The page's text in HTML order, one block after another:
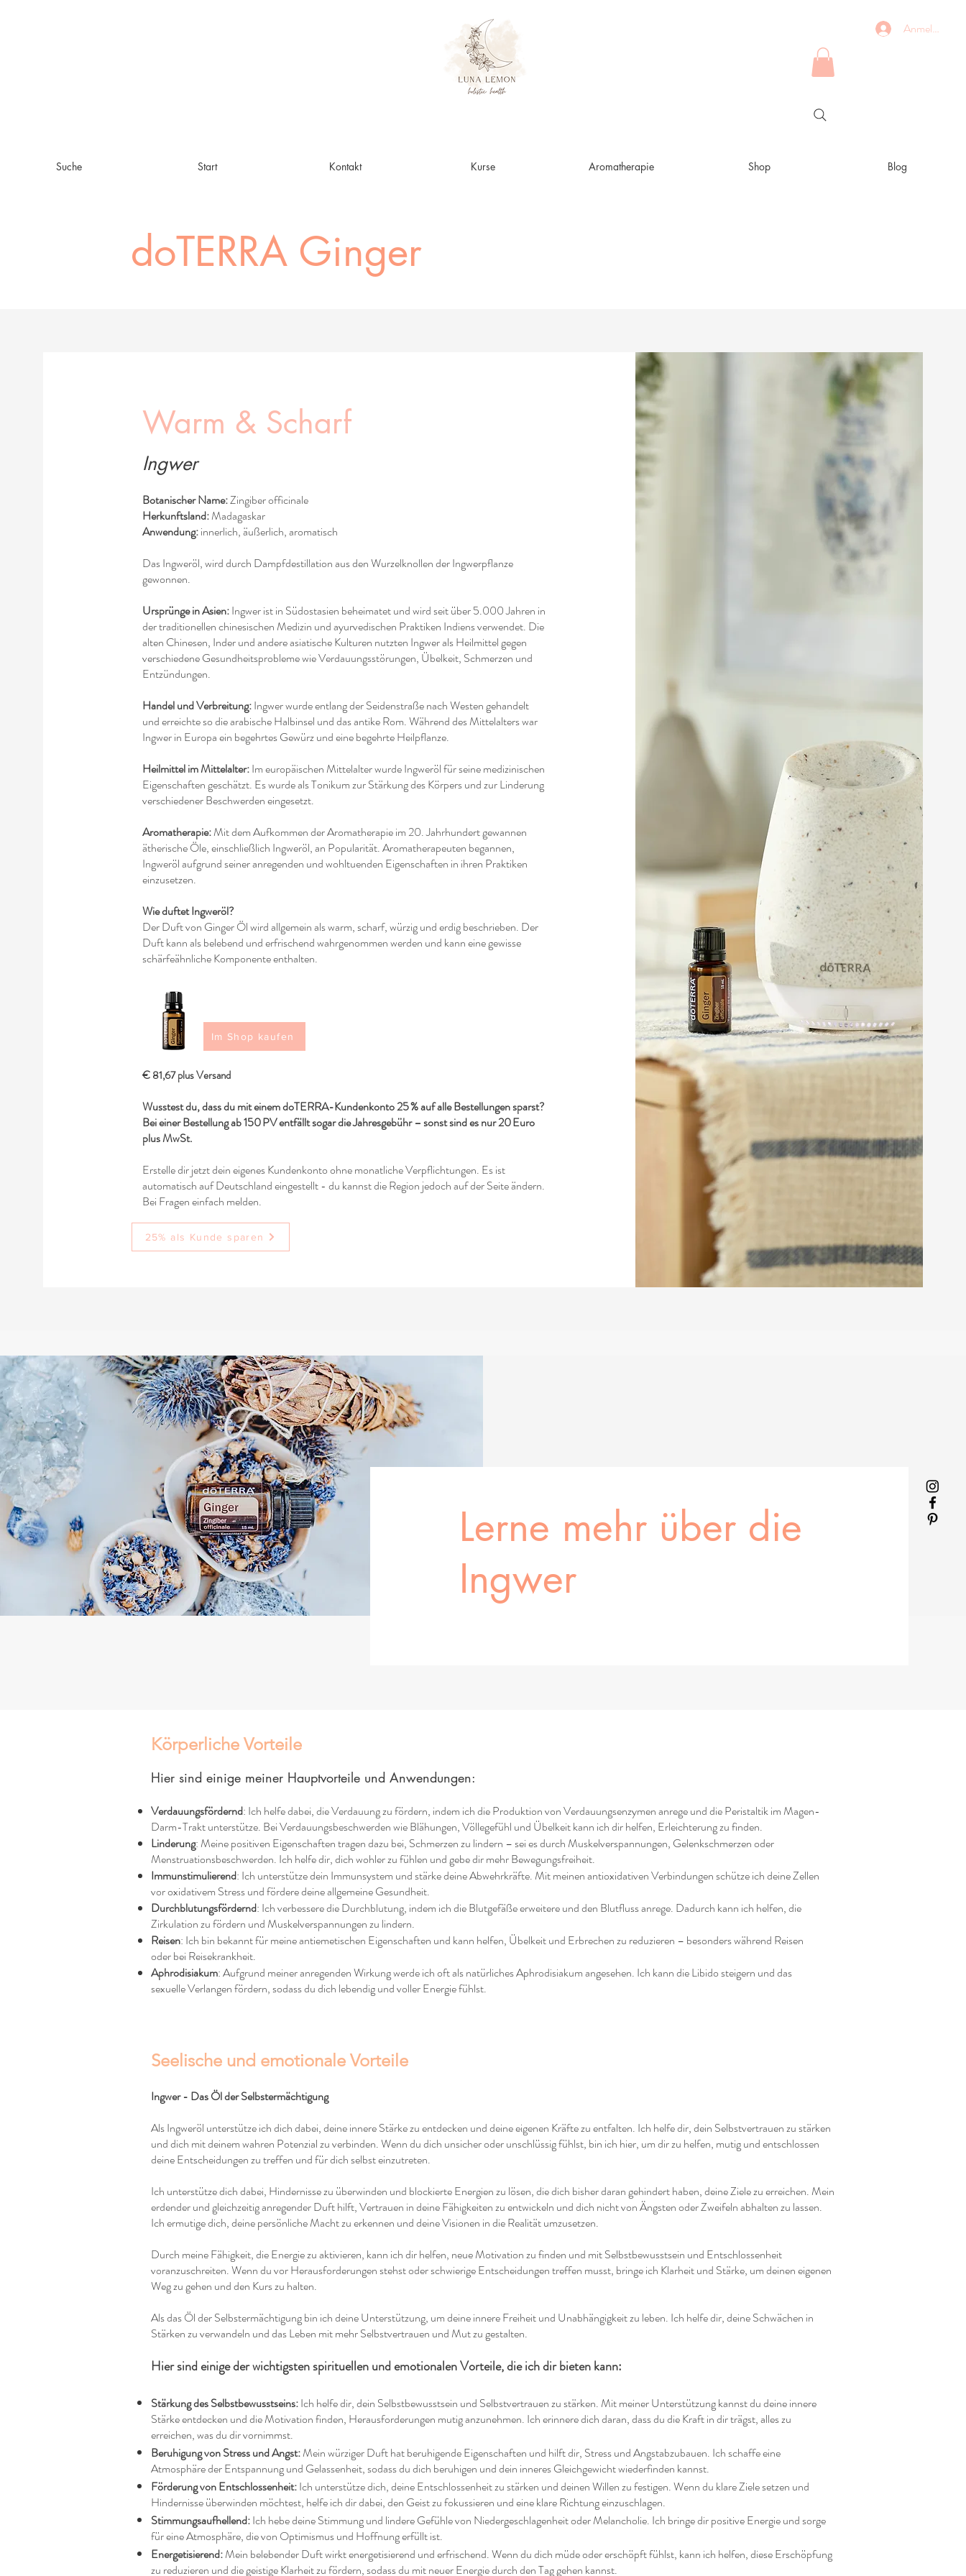
Anmelden
Suche Start Kontakt Kurse Aromatherapie Shop Blog
doTERRA Ginger
Warm & Scharf
Ingwer
Botanischer Name:Zingiber officinale
Herkunftsland:Madagaskar
Anwendung:innerlich, äußerlich, aromatisch
Das Ingweröl, wird durch Dampfdestillation aus den Wurzelknollen der Ingwerpflanze
gewonnen.
Ursprünge in Asien:Ingwer ist in Südostasien beheimatet und wird seit über 5.000 Jahren in
der traditionellen chinesischen Medizin und ayurvedischen Praktiken Indiens verwendet. Die
alten Chinesen, Inder und andere asiatische Kulturen nutzten Ingwer als Heilmittel gegen
verschiedene Gesundheitsprobleme wie Verdauungsstörungen, Übelkeit, Schmerzen und
Entzündungen.
Handel und Verbreitung:Ingwer wurde entlang der Seidenstraße nach Westen gehandelt
und erreichte so die arabische Halbinsel und das antike Rom. Während des Mittelalters war
Ingwer in Europa ein begehrtes Gewürz und eine begehrte Heilpflanze.
Heilmittel im Mittelalter:Im europäischen Mittelalter wurde Ingweröl für seine medizinischen
Eigenschaften geschätzt. Es wurde als Tonikum zur Stärkung des Körpers und zur Linderung
verschiedener Beschwerden eingesetzt.
Aromatherapie:Mit dem Aufkommen der Aromatherapie im 20. Jahrhundert gewannen
ätherische Öle, einschließlich Ingweröl, an Popularität. Aromatherapeuten begannen,
Ingweröl aufgrund seiner anregenden und wohltuenden Eigenschaften in ihren Praktiken
einzusetzen.
Wie duftet Ingweröl?
Der Duft von Ginger Öl wird allgemein als warm, scharf, würzig und erdig beschrieben. Der
Duft kann als belebend und erfrischend wahrgenommen werden und kann eine gewisse
schärfeähnliche Komponente enthalten.
Im Shop kaufen
€ 81,67 plus Versand
Wusstest du, dass du mit einem doTERRA-Kundenkonto 25 % auf alle Bestellungen sparst?
Bei einer Bestellung ab 150 PV entfällt sogar die Jahresgebühr – sonst sind es nur 20 Euro
plus MwSt.
Erstelle dir jetzt dein eigenes Kundenkonto ohne monatliche Verpflichtungen. Es ist
automatisch auf Deutschland eingestellt - du kannst die Region jedoch auf der Seite ändern.
Bei Fragen einfach melden.
25% als Kunde sparen
Lerne mehr über die
Ingwer
Körperliche Vorteile
Hier sind einige meiner Hauptvorteile und Anwendungen:
Verdauungsfördernd: Ich helfe dabei, die Verdauung zu fördern, indem ich die Produktion von Verdauungsenzymen anrege und die Peristaltik im Magen-
Darm-Trakt unterstütze. Bei Verdauungsbeschwerden wie Blähungen, Völlegefühl und Übelkeit kann ich dir helfen, Erleichterung zu finden.
Linderung: Meine positiven Eigenschaften tragen dazu bei, Schmerzen zu lindern – sei es durch Muskelverspannungen, Gelenkschmerzen oder
Menstruationsbeschwerden. Ich helfe dir, dich wohler zu fühlen und gebe dir mehr Bewegungsfreiheit.
Immunstimulierend: Ich unterstütze dein Immunsystem und stärke deine Abwehrkräfte. Mit meinen antioxidativen Verbindungen schütze ich deine Zellen
vor oxidativem Stress und fördere deine allgemeine Gesundheit.
Durchblutungsfördernd: Ich verbessere die Durchblutung, indem ich die Blutgefäße erweitere und den Blutfluss anrege. Dadurch kann ich helfen, die
Zirkulation zu fördern und Muskelverspannungen zu lindern.
Reisen: Ich bin bekannt für meine antiemetischen Eigenschaften und kann helfen, Übelkeit und Erbrechen zu reduzieren – besonders während Reisen
oder bei Reisekrankheit.
Aphrodisiakum: Aufgrund meiner anregenden Wirkung werde ich oft als natürliches Aphrodisiakum angesehen. Ich kann die Libido steigern und das
sexuelle Verlangen fördern, sodass du dich lebendig und voller Energie fühlst.
Seelische und emotionale Vorteile
Ingwer - Das Öl der Selbstermächtigung
Als Ingweröl unterstütze ich dich dabei, deine innere Stärke zu entdecken und deine eigenen Kräfte zu entfalten. Ich helfe dir, dein Selbstvertrauen zu stärken
und dich mit deinem wahren Potenzial zu verbinden. Wenn du dich unsicher oder unschlüssig fühlst, bin ich hier, um dir zu helfen, mutig und entschlossen
deine Entscheidungen zu treffen und für dich selbst einzutreten.
Ich unterstütze dich dabei, Hindernisse zu überwinden und blockierte Energien zu lösen, die dich bisher daran gehindert haben, deine Ziele zu erreichen. Mein
erdender und gleichzeitig anregender Duft hilft, Vertrauen in deine Fähigkeiten zu entwickeln und dich nicht von Ängsten oder Zweifeln abhalten zu lassen.
Ich ermutige dich, deine persönliche Macht zu erkennen und deine Visionen in die Realität umzusetzen.
Durch meine Fähigkeit, die Energie zu aktivieren, kann ich dir helfen, neue Motivation zu finden und mit Selbstbewusstsein und Entschlossenheit
voranzuschreiten. Wenn du vor Herausforderungen stehst oder schwierige Entscheidungen treffen musst, bringe ich Klarheit und Stärke, um deinen eigenen
Weg zu gehen und den Kurs zu halten.
Als das Öl der Selbstermächtigung bin ich deine Unterstützung, um deine innere Freiheit und Unabhängigkeit zu leben. Ich helfe dir, deine Schwächen in
Stärken zu verwandeln und das Leben mit mehr Selbstvertrauen und Mut zu gestalten.
Hier sind einige der wichtigsten spirituellen und emotionalen Vorteile, die ich dir bieten kann:
Stärkung des Selbstbewusstseins:Ich helfe dir, dein Selbstbewusstsein und Selbstvertrauen zu stärken. Mit meiner Unterstützung kannst du deine innere
Stärke entdecken und die Motivation finden, Herausforderungen mutig anzunehmen. Ich erinnere dich daran, dass du die Kraft in dir trägst, alles zu
erreichen, was du dir vornimmst.
Beruhigung von Stress und Angst:Mein würziger Duft hat beruhigende Eigenschaften und hilft dir, Stress und Angstabzubauen. Ich schaffe eine
Atmosphäre der Entspannung und Gelassenheit, sodass du dich beruhigen und dein inneres Gleichgewicht wiederfinden kannst.
Förderung von Entschlossenheit:Ich unterstütze dich, deine Entschlossenheit zu stärken und deinen Willen zu festigen. Wenn du klare Ziele setzen und
Hindernisse überwinden möchtest, helfe ich dir dabei, den Geist zu fokussieren und eine klare Richtung einzuschlagen.
Stimmungsaufhellend:Ich hebe deine Stimmung und lindere Gefühle von Niedergeschlagenheit oder Melancholie. Ich bringe dir positive Energie und sorge
für eine Atmosphäre, die von Optimismus und Hoffnung erfüllt ist.
Energetisierend:Mein belebender Duft wirkt energetisierend und erfrischend. Wenn du dich müde oder erschöpft fühlst, kann ich helfen, diese Erschöpfung
zu reduzieren und die geistige Klarheit zu fördern, sodass du mit neuer Energie durch den Tag gehen kannst.